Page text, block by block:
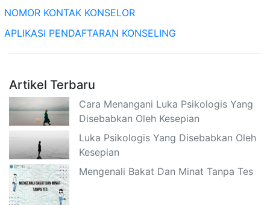
NOMOR KONTAK KONSELOR
APLIKASI PENDAFTARAN KONSELING
Artikel Terbaru
Cara Menangani Luka Psikologis Yang
Disebabkan Oleh Kesepian
Luka Psikologis Yang Disebabkan Oleh
Kesepian
Mengenali Bakat Dan Minat Tanpa Tes